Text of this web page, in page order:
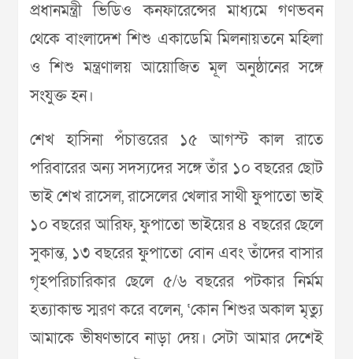
প্রধানমন্ত্রী ভিডিও কনফারেন্সের মাধ্যমে গণভবন
থেকে বাংলাদেশ শিশু একাডেমি মিলনায়তনে মহিলা
ও শিশু মন্ত্রণালয় আয়োজিত মূল অনুষ্ঠানের সঙ্গে
সংযুক্ত হন।
শেখ হাসিনা পঁচাত্তরের ১৫ আগস্ট কাল রাতে
পরিবারের অন্য সদস্যদের সঙ্গে তাঁর ১০ বছরের ছোট
ভাই শেখ রাসেল, রাসেলের খেলার সাথী ফুপাতো ভাই
১০ বছরের আরিফ, ফুপাতো ভাইয়ের ৪ বছরের ছেলে
সুকান্ত, ১৩ বছরের ফুপাতো বোন এবং তাঁদের বাসার
গৃহপরিচারিকার ছেলে ৫/৬ বছরের পটকার নির্মম
হত্যাকান্ড স্মরণ করে বলেন, ‘কোন শিশুর অকাল মৃত্যু
আমাকে ভীষণভাবে নাড়া দেয়। সেটা আমার দেশেই